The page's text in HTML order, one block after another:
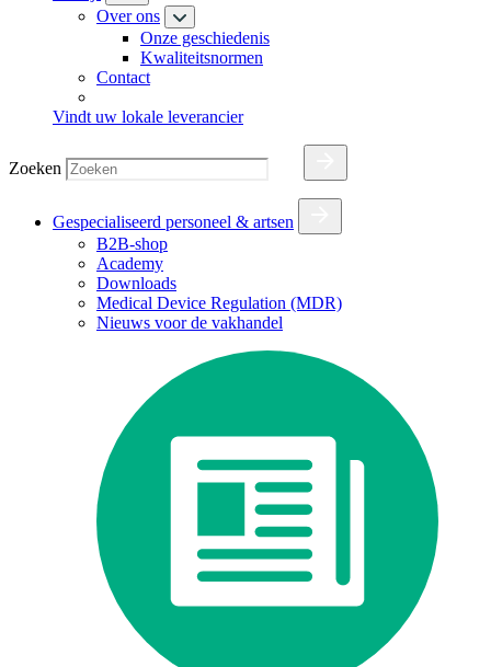
Over ons
Onze geschiedenis
Kwaliteitsnormen
Contact
Vindt uw lokale leverancier
Zoeken
Gespecialiseerd personeel & artsen
B2B-shop
Academy
Downloads
Medical Device Regulation (MDR)
Nieuws voor de vakhandel